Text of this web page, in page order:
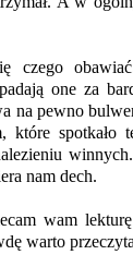
czego
one za
na pewno
które spotkało
nam dech.
wam
warto